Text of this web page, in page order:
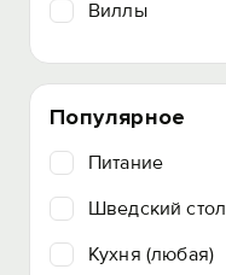
Виллы
Популярное
Питание
Шведский стол
Кухня (любая)